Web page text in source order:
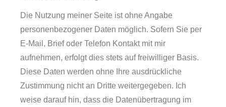
Die Nutzung meiner Seite ist ohne Angabe
personenbezogener Daten möglich. Sofern Sie per
E-Mail, Brief oder Telefon Kontakt mit mir
aufnehmen, erfolgt dies stets auf freiwilliger Basis.
Diese Daten werden ohne Ihre ausdrückliche
Zustimmung nicht an Dritte weitergegeben. Ich
weise darauf hin, dass die Datenübertragung im